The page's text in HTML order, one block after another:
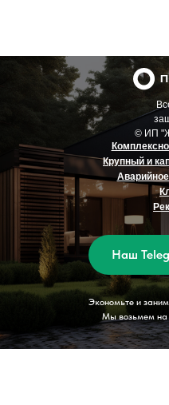
© ИП
Крупный и
Экономьте и
Мы возьмем
Наш